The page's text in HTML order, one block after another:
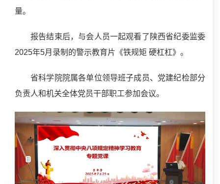
量。
报告结束后，与会人员一起观看了陕西省纪委监委
2025年5月录制的警示教育片《铁规矩 硬杠杠》。
省科学院院属各单位领导班子成员、党建纪检部分
负责人和机关全体党员干部职工参加会议。